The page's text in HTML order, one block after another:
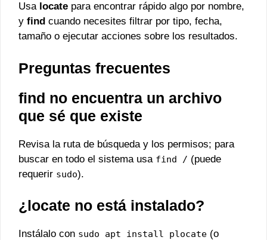
Usa locate para encontrar rápido algo por nombre,
y find cuando necesites filtrar por tipo, fecha,
tamaño o ejecutar acciones sobre los resultados.
Preguntas frecuentes
find no encuentra un archivo
que sé que existe
Revisa la ruta de búsqueda y los permisos; para
buscar en todo el sistema usa find / (puede
requerir sudo).
¿locate no está instalado?
Instálalo con sudo apt install plocate (o